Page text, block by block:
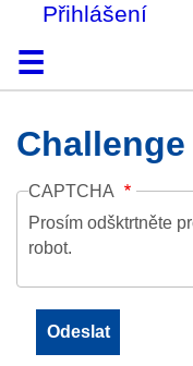
Přihlášení
DomůKolekce
Prohlížení
O
Challenge
CAPTCHA
Prosím odšktrtněte
robot.